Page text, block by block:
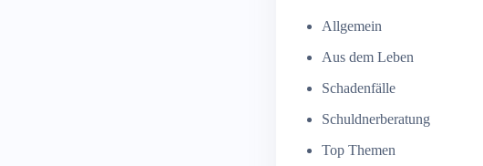
Allgemein
Aus dem Leben
Schadenfälle
Schuldnerberatung
Top Themen